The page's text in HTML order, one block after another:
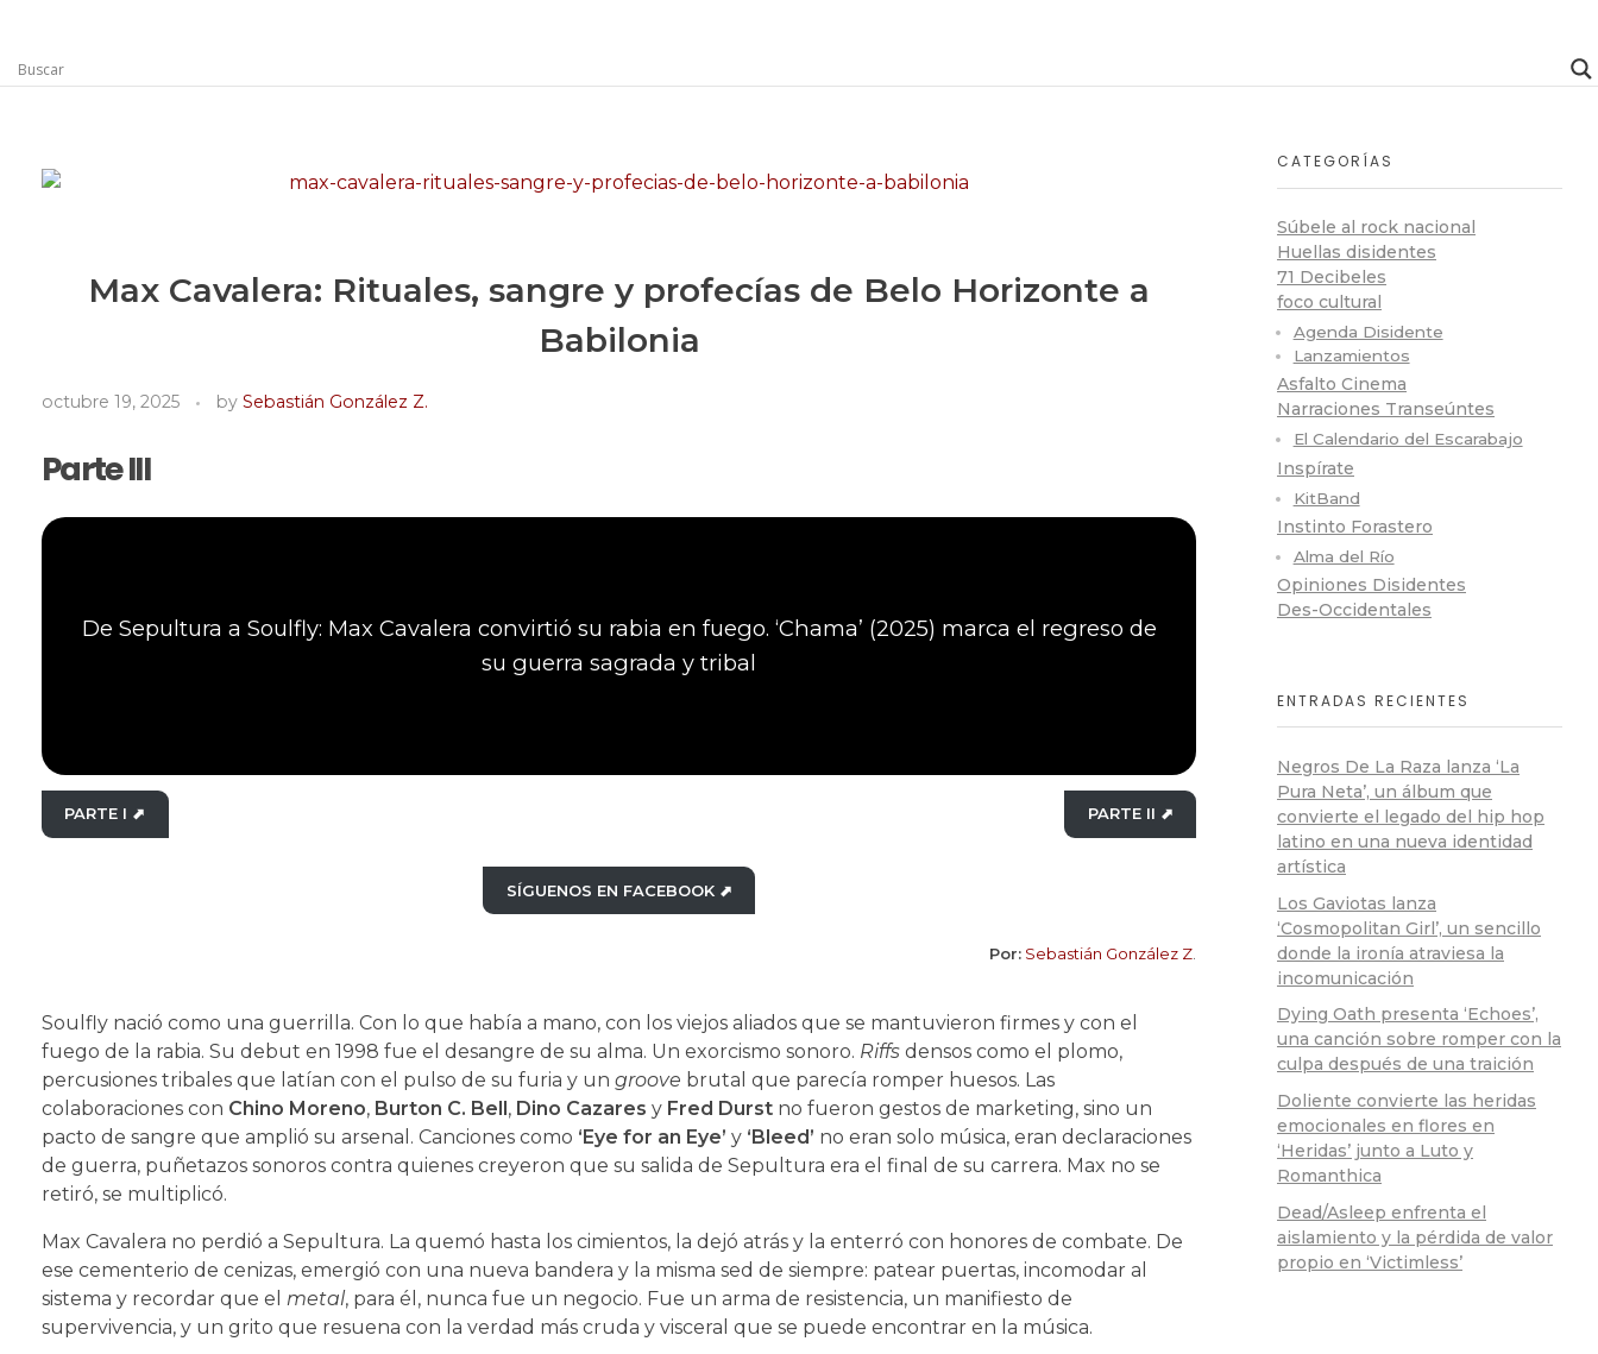
Max Cavalera: Rituales, sangre y profecías de Belo Horizonte a
Babilonia
octubre 19, 2025 by Sebastián González Z.
Parte III
De Sepultura a Soulfly: Max Cavalera convirtió su rabia en fuego. ‘Chama’ (2025) marca el regreso de
su guerra sagrada y tribal
PARTE I ⬈ PARTE II ⬈
SÍGUENOS EN FACEBOOK ⬈
Por: Sebastián González Z.
Soulfly nació como una guerrilla. Con lo que había a mano, con los viejos aliados que se mantuvieron firmes y con el
fuego de la rabia. Su debut en 1998 fue el desangre de su alma. Un exorcismo sonoro. Riffs densos como el plomo,
percusiones tribales que latían con el pulso de su furia y un groove brutal que parecía romper huesos. Las
colaboraciones con Chino Moreno, Burton C. Bell , Dino Cazares y Fred Durst no fueron gestos de marketing, sino un
pacto de sangre que amplió su arsenal. Canciones como ‘Eye for an Eye’ y ‘Bleed’ no eran solo música, eran declaraciones
de guerra, puñetazos sonoros contra quienes creyeron que su salida de Sepultura era el final de su carrera. Max no se
retiró, se multiplicó.
Max Cavalera no perdió a Sepultura. La quemó hasta los cimientos, la dejó atrás y la enterró con honores de combate. De
ese cementerio de cenizas, emergió con una nueva bandera y la misma sed de siempre: patear puertas, incomodar al
sistema y recordar que el metal, para él, nunca fue un negocio. Fue un arma de resistencia, un manifiesto de
supervivencia, y un grito que resuena con la verdad más cruda y visceral que se puede encontrar en la música.
CATEGORÍAS
Súbele al rock nacional
Huellas disidentes
71 Decibeles
foco cultural
Agenda Disidente
Lanzamientos
Asfalto Cinema
Narraciones Transeúntes
El Calendario del Escarabajo
Inspírate
KitBand
Instinto Forastero
Alma del Río
Opiniones Disidentes
Des-Occidentales
ENTRADAS RECIENTES
Negros De La Raza lanza ‘La
Pura Neta’, un álbum que
convierte el legado del hip hop
latino en una nueva identidad
artística
Los Gaviotas lanza
‘Cosmopolitan Girl’, un sencillo
donde la ironía atraviesa la
incomunicación
Dying Oath presenta ‘Echoes’,
una canción sobre romper con la
culpa después de una traición
Doliente convierte las heridas
emocionales en flores en
‘Heridas’ junto a Luto y
Romanthica
Dead/Asleep enfrenta el
aislamiento y la pérdida de valor
propio en ‘Victimless’